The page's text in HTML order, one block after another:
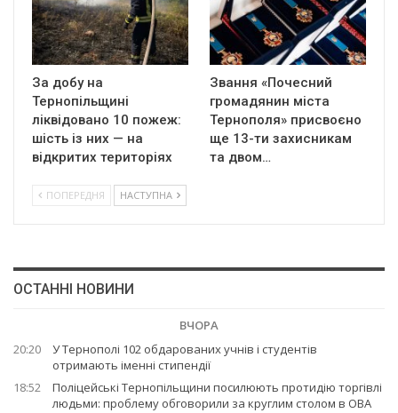
За добу на
Тернопільщині
ліквідовано 10 пожеж:
шість із них — на
відкритих територіях
Звання «Почесний
громадянин міста
Тернополя» присвоєно
ще 13-ти захисникам
та двом…
ПОПЕРЕДНЯ НАСТУПНА
ОСТАННІ НОВИНИ
ВЧОРА
20:20
У Тернополі 102 обдарованих учнів і студентів
отримають іменні стипендії
18:52
Поліцейські Тернопільщини посилюють протидію торгівлі
людьми: проблему обговорили за круглим столом в ОВА